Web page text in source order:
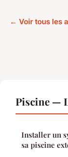
← Voir tous les
Piscine —
Installer un
sa piscine